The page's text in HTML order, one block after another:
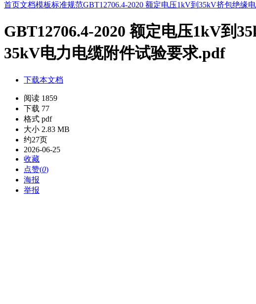
首页文档模板标准规范GBT12706.4-2020 额定电压1kV到35kV挤包绝缘
GBT12706.4-2020 额定电压1kV到
35kV电力电缆附件试验要求.pdf
下载本文档
阅读 1859
下载 77
格式 pdf
大小 2.83 MB
约27页
2026-06-25
收藏
点赞(0)
海报
举报